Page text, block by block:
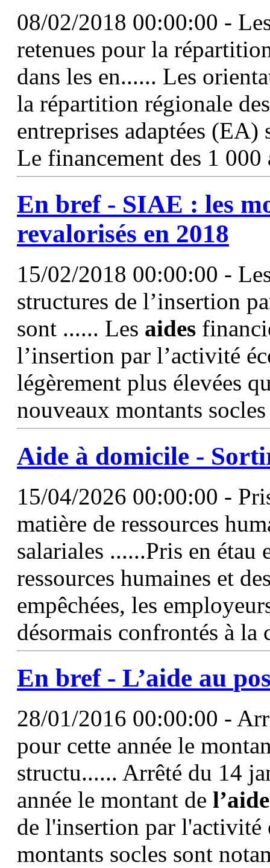
08/02/2018 00:00:00 -
retenues pour la
dans les en...... Les
la répartition régionale
entreprises adaptées (EA)
Le financement des 1 000
En bref - SIAE : les
revalorisés en 2018
15/02/2018 00:00:00 -
structures de l’insertion
sont ...... Les aides
l’insertion par l’activité
légèrement plus élevées
nouveaux montants
Aide à domicile -
15/04/2026 00:00:00 -
matière de ressources
salariales ......Pris en étau
ressources humaines et
empêchées, les
désormais confrontés à la
En bref - L’aide au
28/01/2016 00:00:00 -
pour cette année le
structu...... Arrêté du 14
année le montant de l’aide
de l'insertion par
montants socles sont